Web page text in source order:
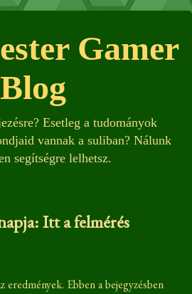
Gamer
Blog
Esetleg a tudományok
vannak a suliban? Nálunk
segítségre lelhetsz.
Itt a felmérés
eredmények. Ebben a bejegyzésben